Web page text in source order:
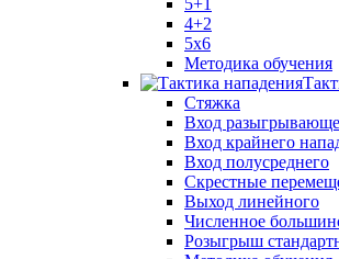
5+1
4+2
5x6
Методика обучения
Стяжка
Вход
Вход крайнего
Вход полусреднего
Скрестные
Выход линейного
Численное
Розыгрыш